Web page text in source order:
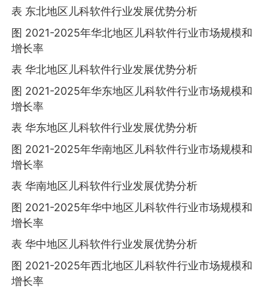
表 东北地区儿科软件行业发展优势分析
图 2021-2025年华北地区儿科软件行业市场规模和
增长率
表 华北地区儿科软件行业发展优势分析
图 2021-2025年华东地区儿科软件行业市场规模和
增长率
表 华东地区儿科软件行业发展优势分析
图 2021-2025年华南地区儿科软件行业市场规模和
增长率
表 华南地区儿科软件行业发展优势分析
图 2021-2025年华中地区儿科软件行业市场规模和
增长率
表 华中地区儿科软件行业发展优势分析
图 2021-2025年西北地区儿科软件行业市场规模和
增长率